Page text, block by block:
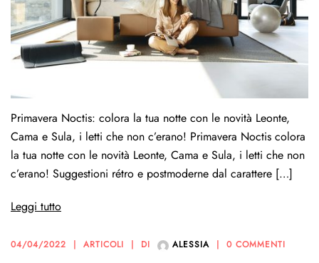
Primavera Noctis: colora la tua notte con le novità Leonte,
Cama e Sula, i letti che non c’erano! Primavera Noctis colora
la tua notte con le novità Leonte, Cama e Sula, i letti che non
c’erano! Suggestioni rétro e postmoderne dal carattere […]
Leggi tutto
04/04/2022 ARTICOLI DI ALESSIA 0 COMMENTI